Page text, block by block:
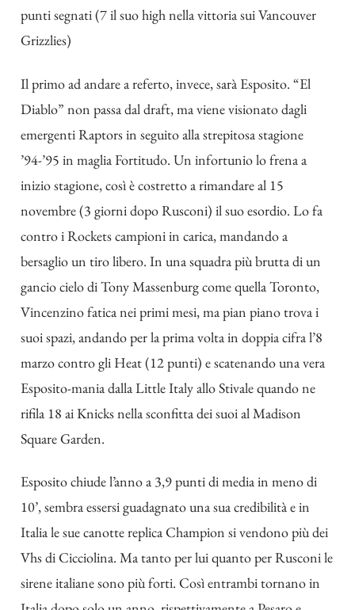
punti segnati (7 il suo high nella vittoria sui Vancouver
Grizzlies)
Il primo ad andare a referto, invece, sarà Esposito. “El
Diablo” non passa dal draft, ma viene visionato dagli
emergenti Raptors in seguito alla strepitosa stagione
’94-’95 in maglia Fortitudo. Un infortunio lo frena a
inizio stagione, così è costretto a rimandare al 15
novembre (3 giorni dopo Rusconi) il suo esordio. Lo fa
contro i Rockets campioni in carica, mandando a
bersaglio un tiro libero. In una squadra più brutta di un
gancio cielo di Tony Massenburg come quella Toronto,
Vincenzino fatica nei primi mesi, ma pian piano trova i
suoi spazi, andando per la prima volta in doppia cifra l’8
marzo contro gli Heat (12 punti) e scatenando una vera
Esposito-mania dalla Little Italy allo Stivale quando ne
rifila 18 ai Knicks nella sconfitta dei suoi al Madison
Square Garden.
Esposito chiude l’anno a 3,9 punti di media in meno di
10’, sembra essersi guadagnato una sua credibilità e in
Italia le sue canotte replica Champion si vendono più dei
Vhs di Cicciolina. Ma tanto per lui quanto per Rusconi le
sirene italiane sono più forti. Così entrambi tornano in